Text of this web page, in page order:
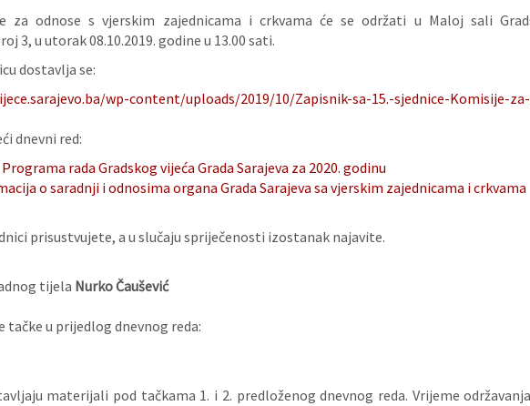
za odnose s vjerskim zajednicama i crkvama će se održati u Maloj sali
3, u utorak 08.10.2019. godine u 13.00 sati.
dostavlja se:
wp-content/uploads/2019/10/Zapisnik-sa-15.-sjednice-Komisije-
dnevni red:
rada Gradskog vijeća Grada Sarajeva za 2020. godinu
o saradnji i odnosima organa Grada Sarajeva sa vjerskim zajednicama i crkvama
prisustvujete, a u slučaju spriječenosti izostanak najavite.
tijela Nurko Čaušević
tačke u prijedlog dnevnog reda:
materijali pod tačkama 1. i 2. predloženog dnevnog reda. Vrijeme